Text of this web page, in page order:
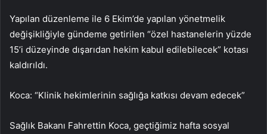
Yapılan düzenleme ile 6 Ekim’de yapılan yönetmelik
değişikliğiyle gündeme getirilen “özel hastanelerin yüzde
15’i düzeyinde dışarıdan hekim kabul edilebilecek” kotası
kaldırıldı.
Koca: “Klinik hekimlerinin sağlığa katkısı devam edecek”
Sağlık Bakanı Fahrettin Koca, geçtiğimiz hafta sosyal